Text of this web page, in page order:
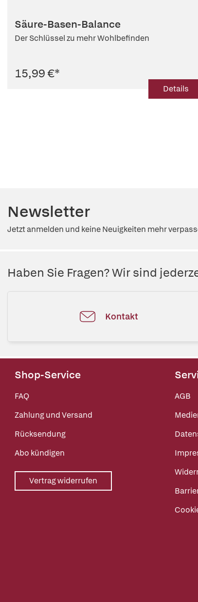
Säure-Basen-Balance
Der Schlüssel zu mehr Wohlbefinden
15,99 €*
Details
Newsletter
Jetzt anmelden und keine Neuigkeiten mehr
Haben Sie Fragen? Wir sind
Kontakt
Shop-Service
FAQ
Zahlung und Versand
Rücksendung
Abo kündigen
Vertrag widerrufen
AGB